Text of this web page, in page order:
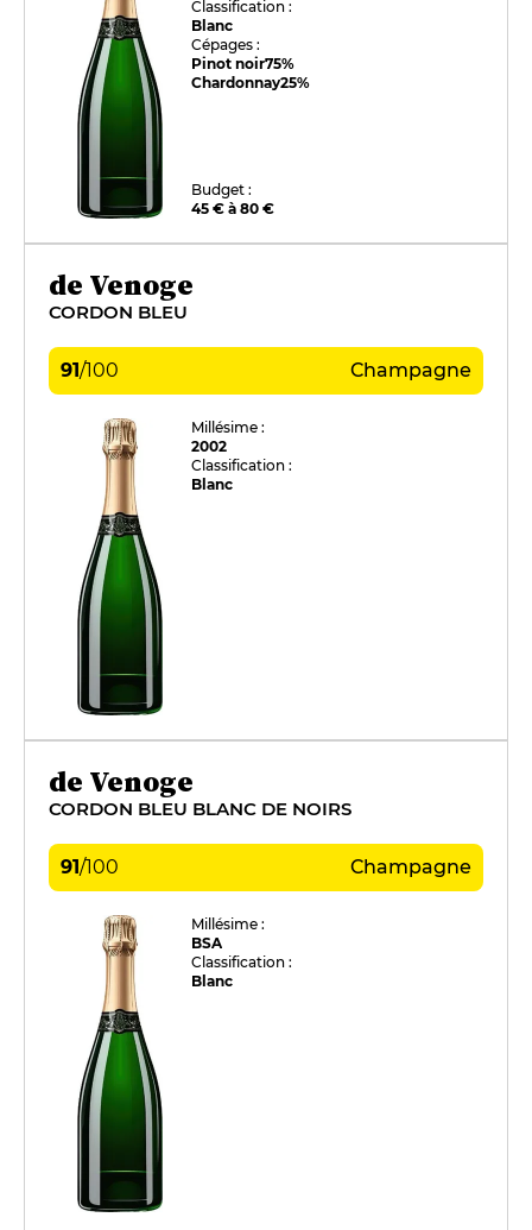
Classification :
Blanc
Cépages :
Pinot noir75%
Chardonnay25%
Budget :
45 € à 80 €
de Venoge
CORDON BLEU
91/100 Champagne
Millésime :
2002
Classification :
Blanc
de Venoge
CORDON BLEU BLANC DE NOIRS
91/100 Champagne
Millésime :
BSA
Classification :
Blanc